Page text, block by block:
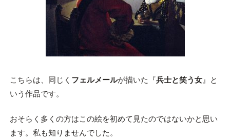
こちらは、同じく フェルメールが描いた『兵士と笑う女』と
いう作品です。
おそらく多くの方はこの絵を初めて見たのではないかと思い
ます。私も知りませんでした。